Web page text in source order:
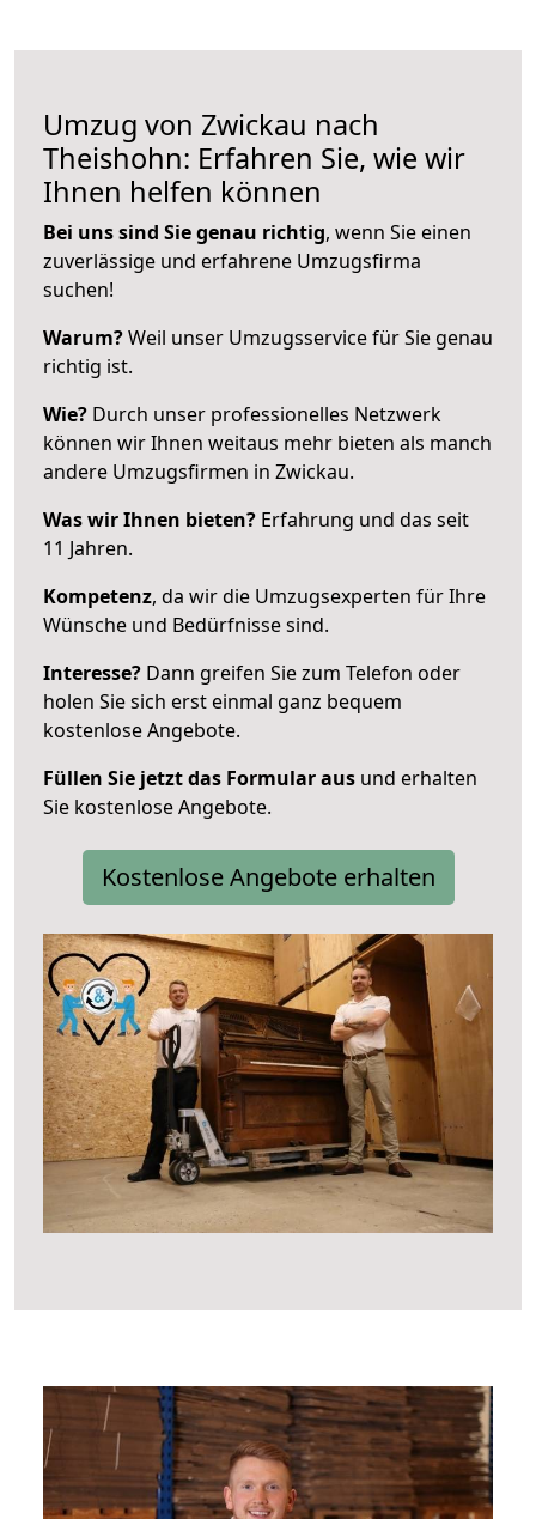
Umzug von Zwickau nach
Theishohn: Erfahren Sie, wie wir
Ihnen helfen können
Bei uns sind Sie genau richtig, wenn Sie einen
zuverlässige und erfahrene Umzugsfirma
suchen!
Warum?Weil unser Umzugsservice für Sie genau
richtig ist.
Wie? Durch unser professionelles Netzwerk
können wir Ihnen weitaus mehr bieten als manch
andere Umzugsfirmen in Zwickau.
Was wir Ihnen bieten? Erfahrung und das seit
11 Jahren.
Kompetenz, da wir die Umzugsexperten für Ihre
Wünsche und Bedürfnisse sind.
Interesse? Dann greifen Sie zum Telefon oder
holen Sie sich erst einmal ganz bequem
kostenlose Angebote.
Füllen Sie jetzt das Formular aus und erhalten
Sie kostenlose Angebote.
Kostenlose Angebote erhalten